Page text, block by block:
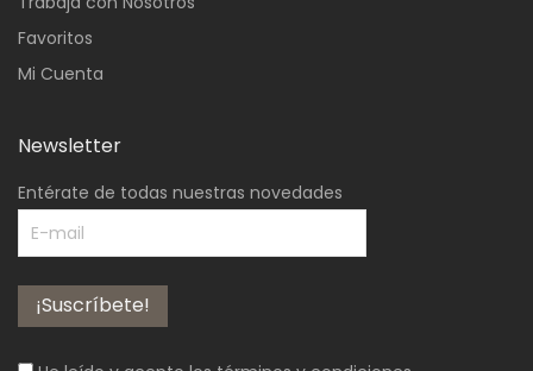
Favoritos
Mi Cuenta
Newsletter
Entérate de todas nuestras novedades